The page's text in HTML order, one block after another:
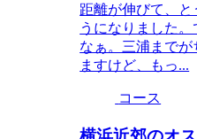
距離が伸びて、と
うになりました
なぁ。三浦までが
ますけど、もっ...
コース